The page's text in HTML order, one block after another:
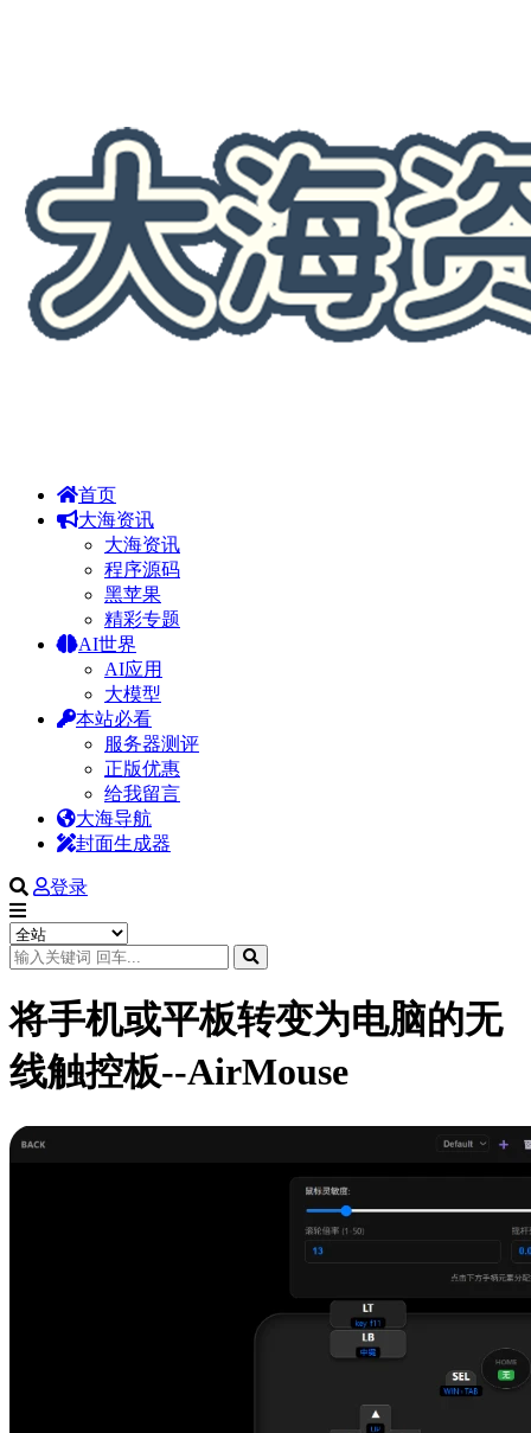
首页
大海资讯
大海资讯
程序源码
黑苹果
精彩专题
AI世界
AI应用
大模型
本站必看
服务器测评
正版优惠
给我留言
大海导航
封面生成器
登录
将手机或平板转变为电脑的无
线触控板--AirMouse